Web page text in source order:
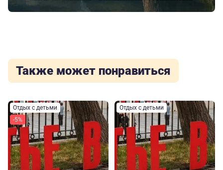
Также может понравиться
Отдых с детьми
-5%
Отдых с детьми